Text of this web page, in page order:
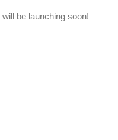
be launching soon!